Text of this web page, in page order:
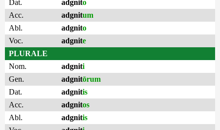
Dat.
adgnito
Acc.
adgnitum
Abl.
adgnito
Voc.
adgnite
PLURALE
Nom.
adgniti
Gen.
adgnitōrum
Dat.
adgnitis
Acc.
adgnitos
Abl.
adgnitis